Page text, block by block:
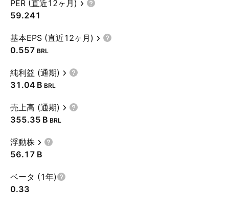
PER (直近12ヶ月)
59.241
基本EPS (直近12ヶ月)
0.557 BRL
純利益 (通期)
‪31.04 B‬ BRL
売上高 (通期)
‪355.35 B‬ BRL
浮動株
‪56.17 B‬
ベータ (1年)
0.33